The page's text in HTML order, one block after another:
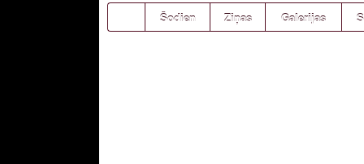
saturu
Šodien Ziņas Galerijas